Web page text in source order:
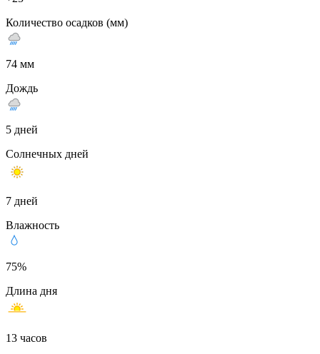
Количество осадков (мм)
74 мм
Дождь
5 дней
Солнечных дней
7 дней
Влажность
75%
Длина дня
13 часов